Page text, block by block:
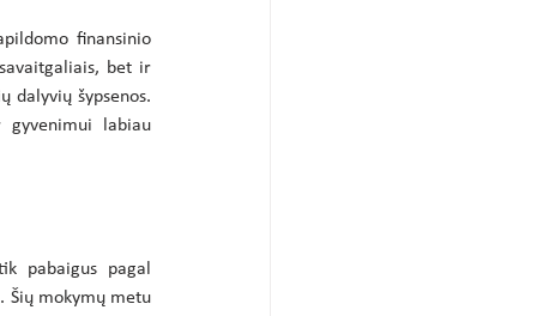
finansinio
bet ir
dalyvių šypsenos.
gyvenimui labiau
pabaigus pagal
Šių mokymų metu